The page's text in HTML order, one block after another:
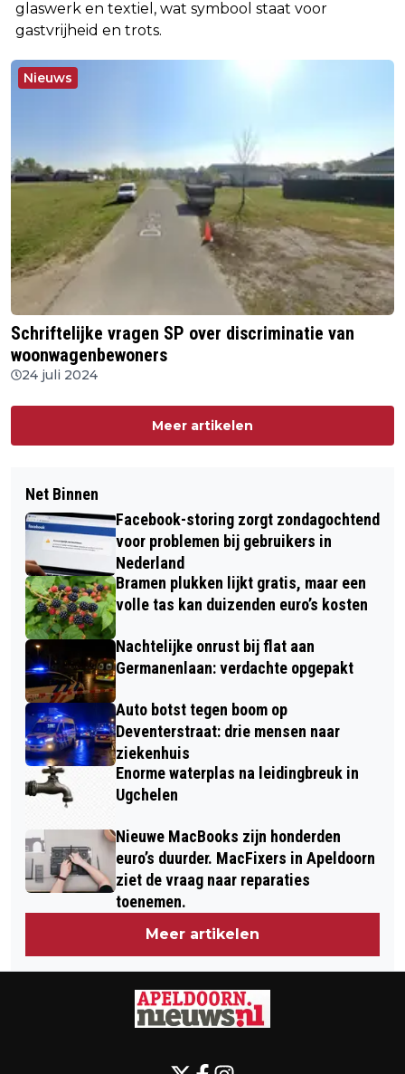
glaswerk en textiel, wat symbool staat voor
gastvrijheid en trots.
Nieuws
Schriftelijke vragen SP over discriminatie van
woonwagenbewoners
24 juli 2024
Meer artikelen
Net Binnen
Facebook-storing zorgt zondagochtend
voor problemen bij gebruikers in
Nederland
Bramen plukken lijkt gratis, maar een
volle tas kan duizenden euro’s kosten
Nachtelijke onrust bij flat aan
Germanenlaan: verdachte opgepakt
Auto botst tegen boom op
Deventerstraat: drie mensen naar
ziekenhuis
Enorme waterplas na leidingbreuk in
Ugchelen
Nieuwe MacBooks zijn honderden
euro’s duurder. MacFixers in Apeldoorn
ziet de vraag naar reparaties
toenemen.
Meer artikelen